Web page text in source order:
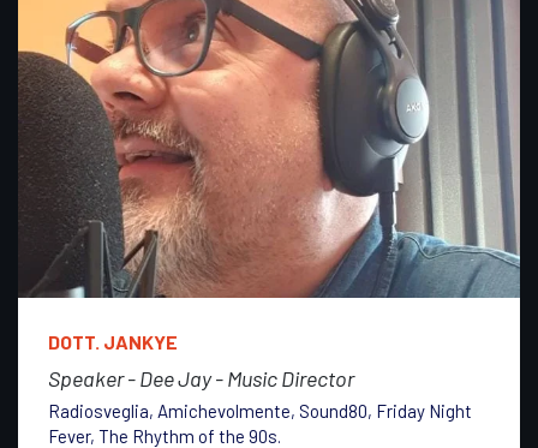
DOTT. JANKYE
Speaker - Dee Jay - Music Director
Radiosveglia, Amichevolmente, Sound80, Friday Night
Fever, The Rhythm of the 90s.